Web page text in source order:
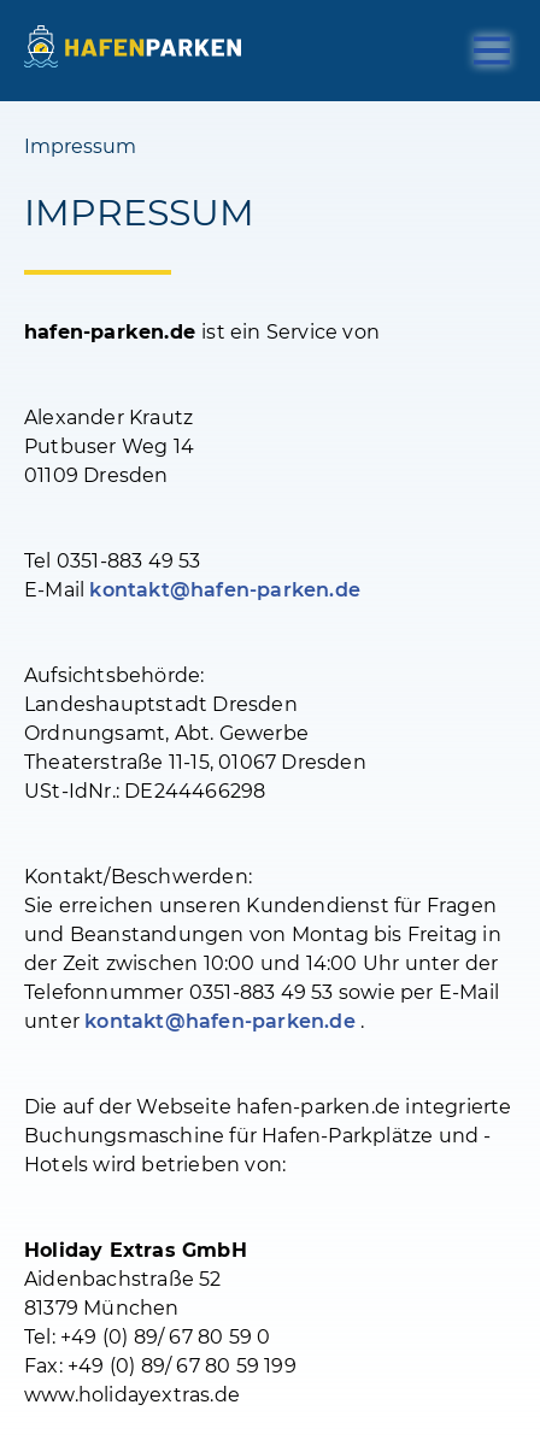
Impressum
IMPRESSUM
hafen-parken.de ist ein Service von
Alexander Krautz
Putbuser Weg 14
01109 Dresden
Tel 0351-883 49 53
E-Mail kontakt@hafen-parken.de
Aufsichtsbehörde:
Landeshauptstadt Dresden
Ordnungsamt, Abt. Gewerbe
Theaterstraße 11-15, 01067 Dresden
USt-IdNr.: DE244466298
Kontakt/Beschwerden:
Sie erreichen unseren Kundendienst für Fragen
und Beanstandungen von Montag bis Freitag in
der Zeit zwischen 10:00 und 14:00 Uhr unter der
Telefonnummer 0351-883 49 53 sowie per E-Mail
unter kontakt@hafen-parken.de.
Die auf der Webseite hafen-parken.de integrierte
Buchungsmaschine für Hafen-Parkplätze und -
Hotels wird betrieben von:
Holiday Extras GmbH
Aidenbachstraße 52
81379 München
Tel: +49 (0) 89/ 67 80 59 0
Fax: +49 (0) 89/ 67 80 59 199
www.holidayextras.de